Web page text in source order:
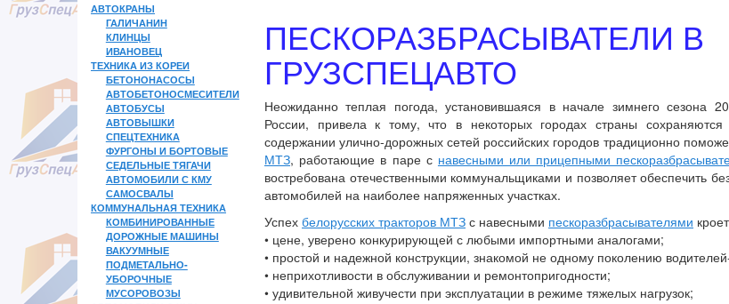
АВТОКРАНЫ
ГАЛИЧАНИН
КЛИНЦЫ
ИВАНОВЕЦ
ТЕХНИКА ИЗ КОРЕИ
БЕТОНОНАСОСЫ
АВТОБЕТОНОСМЕСИТЕЛИ
АВТОБУСЫ
АВТОВЫШКИ
СПЕЦТЕХНИКА
ФУРГОНЫ И БОРТОВЫЕ
СЕДЕЛЬНЫЕ ТЯГАЧИ
АВТОМОБИЛИ С КМУ
САМОСВАЛЫ
КОММУНАЛЬНАЯ ТЕХНИКА
КОМБИНИРОВАННЫЕ
ДОРОЖНЫЕ МАШИНЫ
ВАКУУМНЫЕ
ПОДМЕТАЛЬНО-
УБОРОЧНЫЕ
МУСОРОВОЗЫ
ПЕСКОРАЗБРАСЫВАТЕЛИ В
ГРУЗСПЕЦАВТО
Неожиданно теплая погода, установившаяся в начале зимнего сезона
России, привела к тому, что в некоторых городах страны
содержании улично-дорожных сетей российских городов традиционно
МТЗ, работающие в паре с навесными или прицепными
востребована отечественными коммунальщиками и позволяет обеспечить
автомобилей на наиболее напряженных участках.
Успех белорусских тракторов МТЗ с навесными пескоразбрасывателями
• цене, уверено конкурирующей с любыми импортными аналогами;
• простой и надежной конструкции, знакомой не одному поколению
• неприхотливости в обслуживании и ремонтопригодности;
• удивительной живучести при эксплуатации в режиме тяжелых нагрузок;